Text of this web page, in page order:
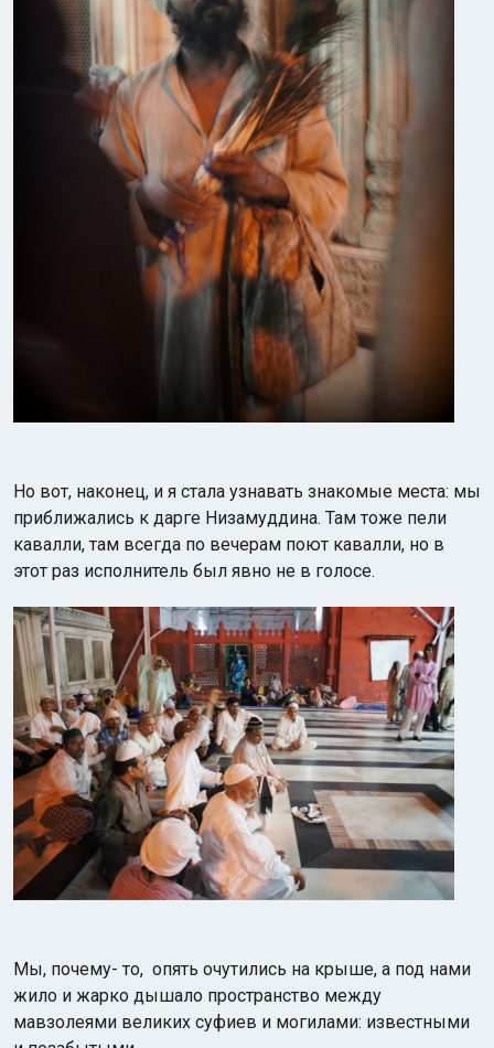
Но вот, наконец, и я стала узнавать знакомые места: мы
приближались к дарге Низамуддина. Там тоже пели
кавалли, там всегда по вечерам поют кавалли, но в
этот раз исполнитель был явно не в голосе.
Мы, почему- то, опять очутились на крыше, а под нами
жило и жарко дышало пространство между
мавзолеями великих суфиев и могилами: известными